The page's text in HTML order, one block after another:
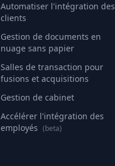
Automatiser l'intégration des
clients
Gestion de documents en
nuage sans papier
Salles de transaction pour
fusions et acquisitions
Gestion de cabinet
Accélérer l'intégration des
employés (beta)